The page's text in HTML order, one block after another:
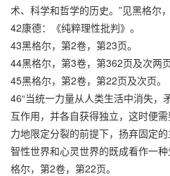
术、科学和哲学的历史。”见黑格尔
42康德：《纯粹理性批判》。
43黑格尔，第2卷，第23页。
44黑格尔，第3卷，第362页及次两页
45黑格尔，第2卷，第22页及次页。
46“当统一力量从人类生活中消失，
互作用，并各自获得独立，这时便
力地限定分裂的前提下，扬弃固定
智性世界和心灵世界的既成看作一
格尔，第2卷，第22页。